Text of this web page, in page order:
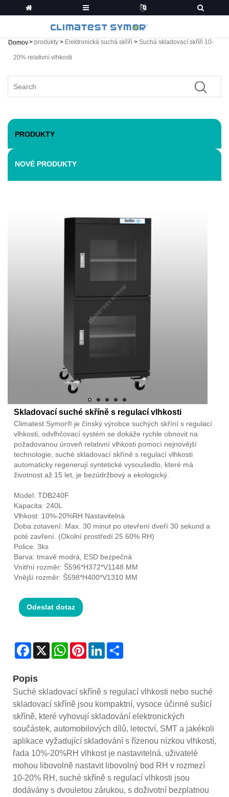
Domov> produkty > Elektronická suchá skříň > Suchá skladovací skříň 10-
20% relativní vlhkosti
PRODUKTY
NOVÉ PRODUKTY
Skladovací suché skříně s regulací vlhkosti
Climatest Symor® je čínský výrobce suchých skříní s regulací
vlhkosti, odvlhčovací systém se dokáže rychle obnovit na
požadovanou úroveň relativní vlhkosti pomocí nejnovější
technologie, suché skladovací skříně s regulací vlhkosti
automaticky regenerují syntetické vysoušedlo, které má
životnost až 15 let, je bezúdržbový a ekologický.
Model: TDB240F
Kapacita: 240L
Vlhkost: 10%-20%RH Nastavitelná
Doba zotavení: Max. 30 minut po otevření dveří 30 sekund a
poté zavření. (Okolní prostředí 25 60% RH)
Police: 3ks
Barva: tmavě modrá, ESD bezpečná
Vnitřní rozměr: Š596*H372*V1148 MM
Vnější rozměr: Š598*H400*V1310 MM
Odeslat dotaz
Facebook
X WhatsAppPinterestLinkedIn
Popis
Suché skladovací skříně s regulací vlhkosti nebo suché
skladovací skříně jsou kompaktní, vysoce účinné sušicí
skříně, které vyhovují skladování elektronických
součástek, automobilových dílů, letectví, SMT a jakékoli
aplikace vyžadující skladování s řízenou nízkou vlhkostí,
řada 10%-20%RH vlhkost je nastavitelná, uživatelé
mohou libovolně nastavit libovolný bod RH v rozmezí
10-20% RH, suché skříně s regulací vlhkosti jsou
dodávány s dvouletou zárukou, s doživotní bezplatnou